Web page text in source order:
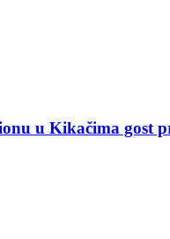
u Kikačima gost